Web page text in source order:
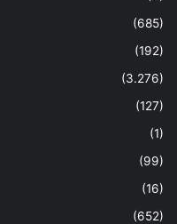
(685)
(192)
(3.276)
(127)
(1)
(99)
(16)
(652)